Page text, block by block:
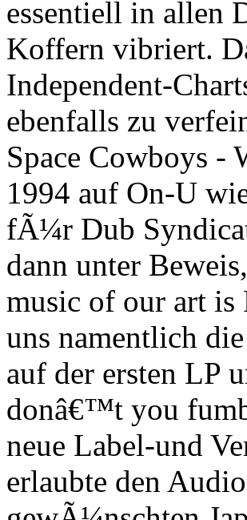
essentiell in allen
Koffern vibriert.
Independent-
ebenfalls zu
Space Cowboys -
1994 auf On-U
fÃ¼r Dub
dann unter
music of our art
uns namentlich
auf der ersten LP
donâ€™t you
neue Label-und
erlaubte den